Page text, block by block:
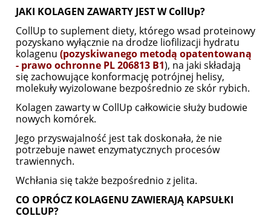
JAKI KOLAGEN ZAWARTY JEST W CollUp?
CollUp to suplement diety, którego wsad proteinowy
pozyskano wyłącznie na drodze liofilizacji hydratu
kolagenu (pozyskiwanego metodą opatentowaną
- prawo ochronne PL 206813 B1), na jaki składają
się zachowujące konformację potrójnej helisy,
molekuły wyizolowane bezpośrednio ze skór rybich.
Kolagen zawarty w CollUp całkowicie służy budowie
nowych komórek.
Jego przyswajalność jest tak doskonała, że nie
potrzebuje nawet enzymatycznych procesów
trawiennych.
Wchłania się także bezpośrednio z jelita.
CO OPRÓCZ KOLAGENU ZAWIERAJĄ KAPSUŁKI
COLLUP?